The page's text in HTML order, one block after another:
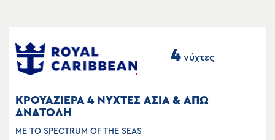
4 νύχτες
ΚΡΟΥΑΖΙΕΡΑ 4 ΝΥΧΤΕΣ ΑΣΙΑ & ΑΠΩ
ΑΝΑΤΟΛΗ
ΜΕ ΤΟ SPECTRUM OF THE SEAS